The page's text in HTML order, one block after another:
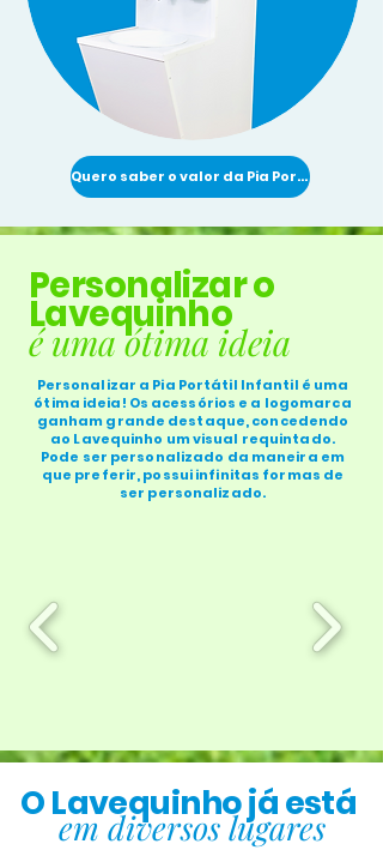
Quero saber o valor da Pia Portátil
Personalizar o
Lavequinho
é uma ótima ideia
Personalizar a Pia Portátil Infantil é uma
ótima ideia! Os acessórios e a logomarca
ganham grande destaque, concedendo
ao Lavequinho um visual requintado.
Pode ser personalizado da maneira em
que preferir, possui infinitas formas de
ser personalizado.
O Lavequinho já está
em diversos lugares